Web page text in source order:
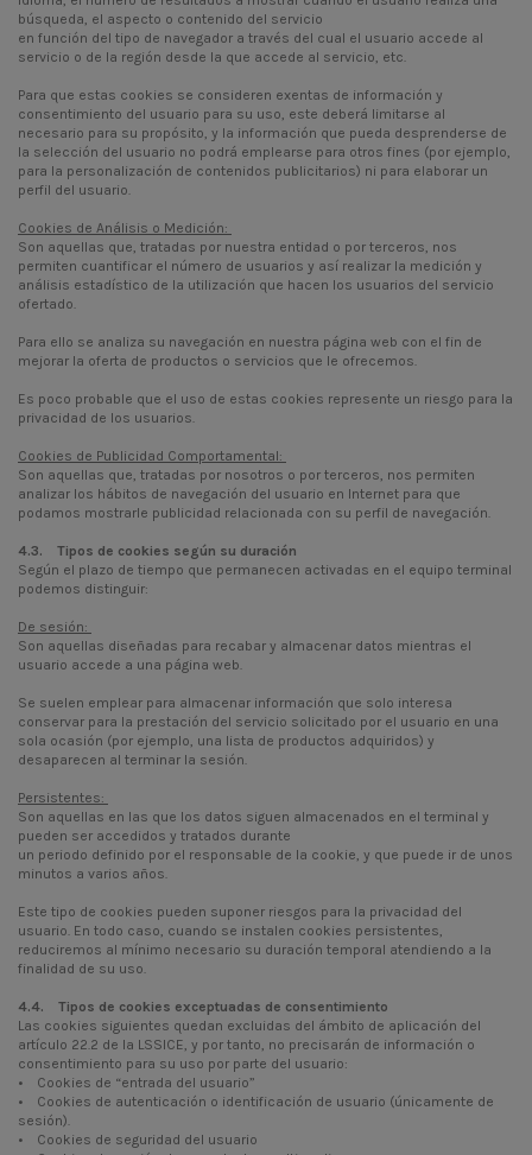
búsqueda, el aspecto o contenido del servicio
en función del tipo de navegador a través del cual el usuario accede al
servicio o de la región desde la que accede al servicio, etc.
Para que estas cookies se consideren exentas de información y
consentimiento del usuario para su uso, este deberá limitarse al
necesario para su propósito, y la información que pueda desprenderse de
la selección del usuario no podrá emplearse para otros fines (por ejemplo,
para la personalización de contenidos publicitarios) ni para elaborar un
perfil del usuario.
Cookies de Análisis o Medición:
Son aquellas que, tratadas por nuestra entidad o por terceros, nos
permiten cuantificar el número de usuarios y así realizar la medición y
análisis estadístico de la utilización que hacen los usuarios del servicio
ofertado.
Para ello se analiza su navegación en nuestra página web con el fin de
mejorar la oferta de productos o servicios que le ofrecemos.
Es poco probable que el uso de estas cookies represente un riesgo para la
privacidad de los usuarios.
Cookies de Publicidad Comportamental:
Son aquellas que, tratadas por nosotros o por terceros, nos permiten
analizar los hábitos de navegación del usuario en Internet para que
podamos mostrarle publicidad relacionada con su perfil de navegación.
4.3. Tipos de cookies según su duración
Según el plazo de tiempo que permanecen activadas en el equipo terminal
podemos distinguir:
De sesión:
Son aquellas diseñadas para recabar y almacenar datos mientras el
usuario accede a una página web.
Se suelen emplear para almacenar información que solo interesa
conservar para la prestación del servicio solicitado por el usuario en una
sola ocasión (por ejemplo, una lista de productos adquiridos) y
desaparecen al terminar la sesión.
Persistentes:
Son aquellas en las que los datos siguen almacenados en el terminal y
pueden ser accedidos y tratados durante
un periodo definido por el responsable de la cookie, y que puede ir de unos
minutos a varios años.
Este tipo de cookies pueden suponer riesgos para la privacidad del
usuario. En todo caso, cuando se instalen cookies persistentes,
reduciremos al mínimo necesario su duración temporal atendiendo a la
finalidad de su uso.
4.4. Tipos de cookies exceptuadas de consentimiento
Las cookies siguientes quedan excluidas del ámbito de aplicación del
artículo 22.2 de la LSSICE, y por tanto, no precisarán de información o
consentimiento para su uso por parte del usuario:
• Cookies de “entrada del usuario”
• Cookies de autenticación o identificación de usuario (únicamente de
sesión).
• Cookies de seguridad del usuario